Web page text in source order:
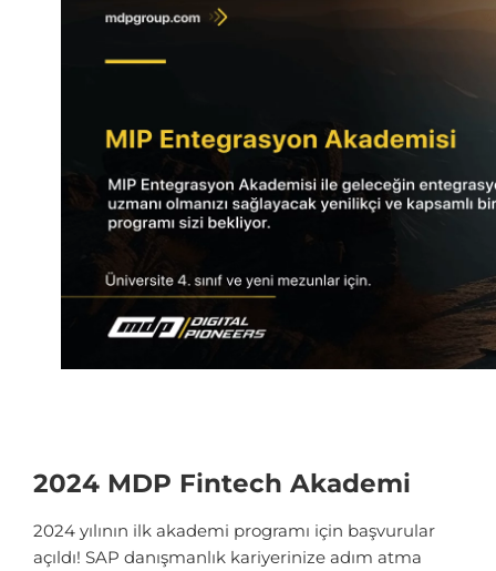
2024 MDP Fintech Akademi
2024 yılının ilk akademi programı için başvurular
açıldı! SAP danışmanlık kariyerinize adım atma